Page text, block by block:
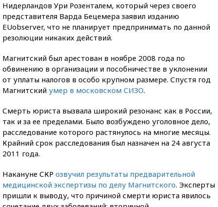
Нидерландов Ури Розенталем, который через своего
представителя Варда Бецемера заявил изданию
EUobserver, что не планирует предпринимать по данной
резолюции никаких действий.
Магнитский был арестован в ноябре 2008 года по
обвинению в организации и пособничестве в уклонении
от уплаты налогов в особо крупном размере. Спустя год
Магнитский умер в московском СИЗО.
Смерть юриста вызвала широкий резонанс как в России,
так и за ее пределами. Было возбуждено уголовное дело,
расследование которого растянулось на многие месяцы.
Крайний срок расследования был назначен на 24 августа
2011 года.
Накануне СКР озвучил результаты предварительной
медицинской экспертизы по делу Магнитского. Эксперты
пришли к выводу, что причиной смерти юриста явилось